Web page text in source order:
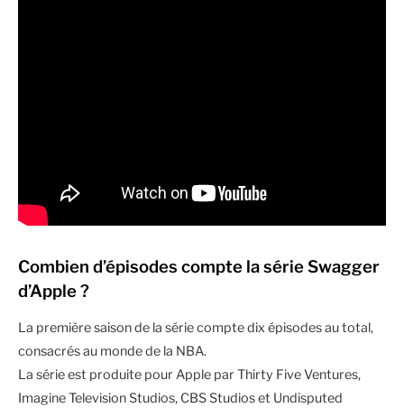
Combien d’épisodes compte la série Swagger
d’Apple ?
La première saison de la série compte dix épisodes au total,
consacrés au monde de la NBA.
La série est produite pour Apple par Thirty Five Ventures,
Imagine Television Studios, CBS Studios et Undisputed